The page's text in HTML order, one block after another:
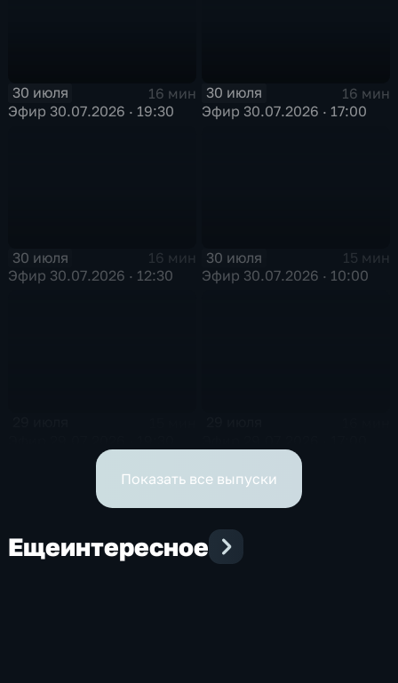
30 июля
16 мин
Эфир 30.07.2026 · 19:30
30 июля
16 мин
Эфир 30.07.2026 · 17:00
30 июля
16 мин
Эфир 30.07.2026 · 12:30
30 июля
15 мин
Эфир 30.07.2026 · 10:00
Показать все выпуски
Ещеинтересное